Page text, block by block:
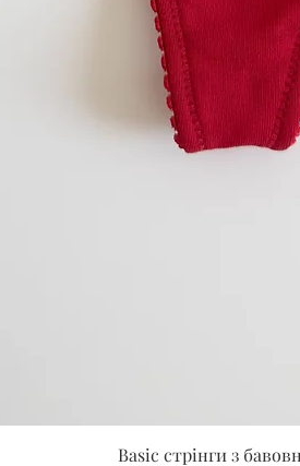
Швидкий
Basic стрінги з